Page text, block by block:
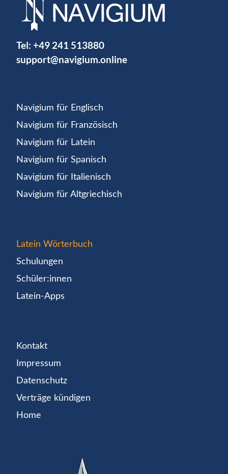
Tel: +49 241 513880
support@navigium.online
Navigium für Englisch
Navigium für Französisch
Navigium für Latein
Navigium für Spanisch
Navigium für Italienisch
Navigium für Altgriechisch
Latein Wörterbuch
Schulungen
Schüler:innen
Latein-Apps
Kontakt
Impressum
Datenschutz
Verträge kündigen
Home